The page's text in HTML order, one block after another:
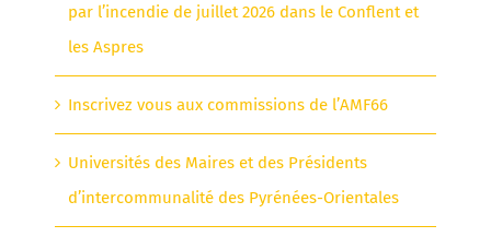
par l’incendie de juillet 2026 dans le Conflent et
les Aspres
Inscrivez vous aux commissions de l’AMF66
Universités des Maires et des Présidents
d’intercommunalité des Pyrénées-Orientales